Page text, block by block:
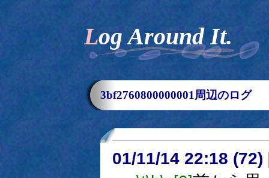
Log Around It.
3bf2760800000001周辺のログ
01/11/14 22:18 (72)